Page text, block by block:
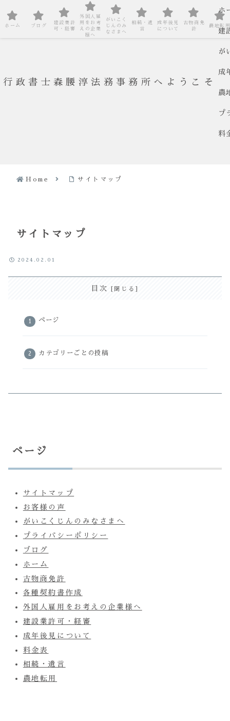
行政書士森腰淳法務事務所へようこそ
ホ
建
が
成
農
プ
料
Home サイトマップ
サイトマップ
2024.02.01
目次
ページ
カテゴリーごとの投稿
ページ
サイトマップ
お客様の声
がいこくじんのみなさまへ
プライバシーポリシー
ブログ
ホーム
古物商免許
各種契約書作成
外国人雇用をお考えの企業様へ
建設業許可・経審
成年後見について
料金表
相続・遺言
農地転用
ホーム ブログ
建設業許
可・経審
外国人雇
用をお考
えの企業
様へ
がいこく
じんのみ
なさまへ
相続・遺
言
成年後見
について
古物商免
許
農地転